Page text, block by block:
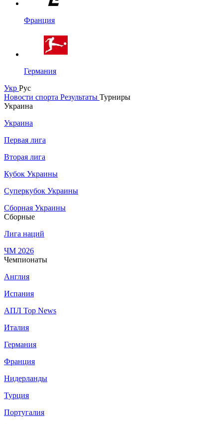
Франция
Германия
Укр Рус
Новости спорта Результаты Турниры
Украина
Украина
Первая лига
Вторая лига
Кубок Украины
Суперкубок Украины
Сборная Украины
Сборные
Лига наций
ЧМ 2026
Чемпионаты
Англия
Испания
АПЛ Top News
Италия
Германия
Франция
Нидерланды
Турция
Португалия